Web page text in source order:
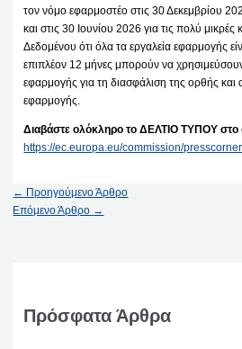
τον νόμο εφαρμοστέο στις 30 Δεκεμβρίου
και στις 30 Ιουνίου 2026 για τις πολύ μικρές
Δεδομένου ότι όλα τα εργαλεία εφαρμογής
επιπλέον 12 μήνες μπορούν να
εφαρμογής για τη διασφάλιση της ορθής και
εφαρμογής.
Διαβάστε ολόκληρο το ΔΕΛΤΙΟ ΤΥΠΟΥ στο
https://ec.europa.eu/commission/
← Προηγούμενο Άρθρο
Επόμενο Άρθρο →
Πρόσφατα Άρθρα